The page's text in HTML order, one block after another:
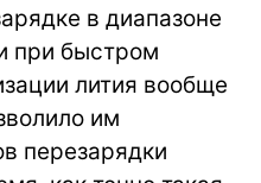
в диапазоне
при быстром
лития вообще
им
перезарядки